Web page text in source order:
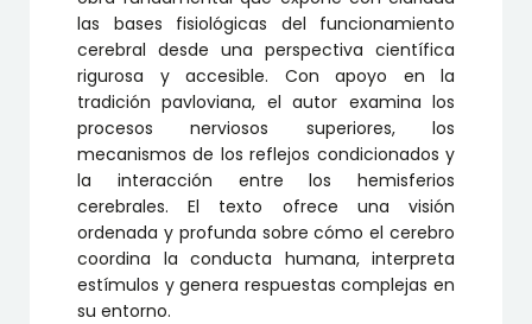
las bases fisiológicas del funcionamiento
cerebral desde una perspectiva científica
rigurosa y accesible. Con apoyo en la
tradición pavloviana, el autor examina los
procesos nerviosos superiores, los
mecanismos de los reflejos condicionados y
la interacción entre los hemisferios
cerebrales. El texto ofrece una visión
ordenada y profunda sobre cómo el cerebro
coordina la conducta humana, interpreta
estímulos y genera respuestas complejas en
su entorno.